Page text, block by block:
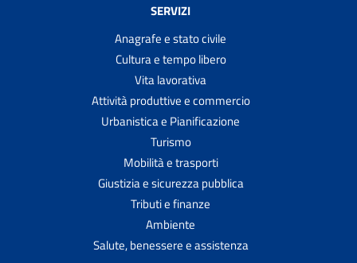
SERVIZI
Anagrafe e stato civile
Cultura e tempo libero
Vita lavorativa
Attività produttive e commercio
Urbanistica e Pianificazione
Turismo
Mobilità e trasporti
Giustizia e sicurezza pubblica
Tributi e finanze
Ambiente
Salute, benessere e assistenza